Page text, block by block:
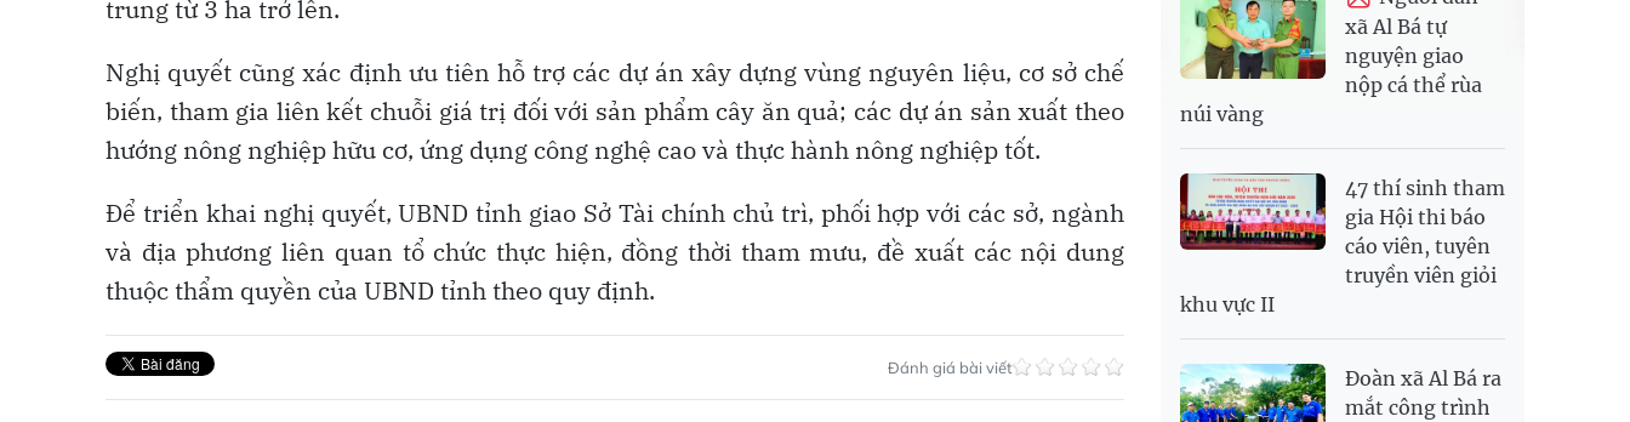
trung từ 3 ha trở lên.
Nghị quyết cũng xác định ưu tiên hỗ trợ các dự án xây dựng vùng nguyên liệu, cơ sở chế
biến, tham gia liên kết chuỗi giá trị đối với sản phẩm cây ăn quả; các dự án sản xuất theo
hướng nông nghiệp hữu cơ, ứng dụng công nghệ cao và thực hành nông nghiệp tốt.
Để triển khai nghị quyết, UBND tỉnh giao Sở Tài chính chủ trì, phối hợp với các sở, ngành
và địa phương liên quan tổ chức thực hiện, đồng thời tham mưu, đề xuất các nội dung
thuộc thẩm quyền của UBND tỉnh theo quy định.
Đánh giá bài viết
xã Al Bá tự
nguyện giao
nộp cá thể rùa
núi vàng
47 thí sinh tham
gia Hội thi báo
cáo viên, tuyên
truyền viên giỏi
khu vực II
Đoàn xã Al Bá ra
mắt công trình